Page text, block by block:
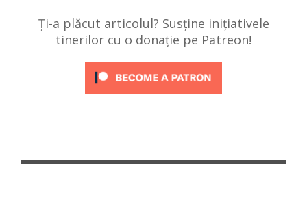
Ți-a plăcut articolul? Susține inițiativele
tinerilor cu o donație pe Patreon!